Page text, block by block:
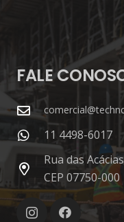
FALE
11 4498-6017
Rua das
CEP 07750-000